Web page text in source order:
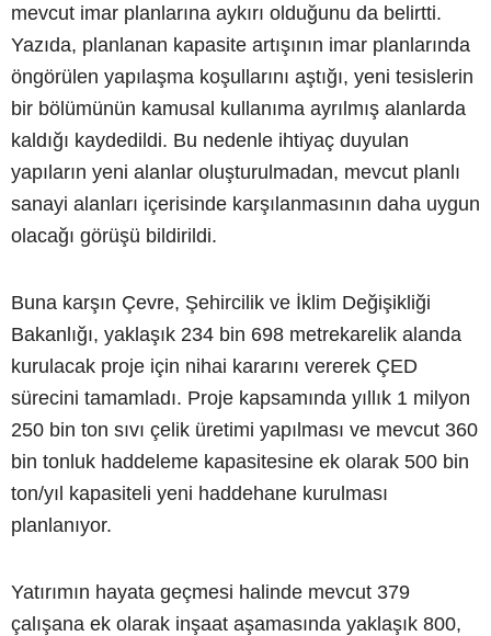
mevcut imar planlarına aykırı olduğunu da belirtti.
Yazıda, planlanan kapasite artışının imar planlarında
öngörülen yapılaşma koşullarını aştığı, yeni tesislerin
bir bölümünün kamusal kullanıma ayrılmış alanlarda
kaldığı kaydedildi. Bu nedenle ihtiyaç duyulan
yapıların yeni alanlar oluşturulmadan, mevcut planlı
sanayi alanları içerisinde karşılanmasının daha uygun
olacağı görüşü bildirildi.
Buna karşın Çevre, Şehircilik ve İklim Değişikliği
Bakanlığı, yaklaşık 234 bin 698 metrekarelik alanda
kurulacak proje için nihai kararını vererek ÇED
sürecini tamamladı. Proje kapsamında yıllık 1 milyon
250 bin ton sıvı çelik üretimi yapılması ve mevcut 360
bin tonluk haddeleme kapasitesine ek olarak 500 bin
ton/yıl kapasiteli yeni haddehane kurulması
planlanıyor.
Yatırımın hayata geçmesi halinde mevcut 379
çalışana ek olarak inşaat aşamasında yaklaşık 800,